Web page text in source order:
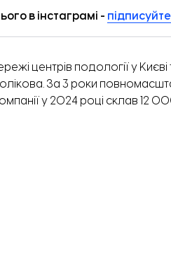
в інстаграмі -
центрів подології у
За 3 роки
у 2024 році склав 12